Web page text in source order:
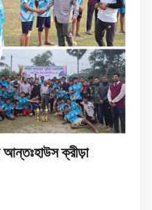
ক্রীড়া